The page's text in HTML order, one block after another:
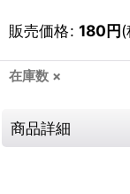
販売価格: 180円(
在庫数 ×
商品詳細